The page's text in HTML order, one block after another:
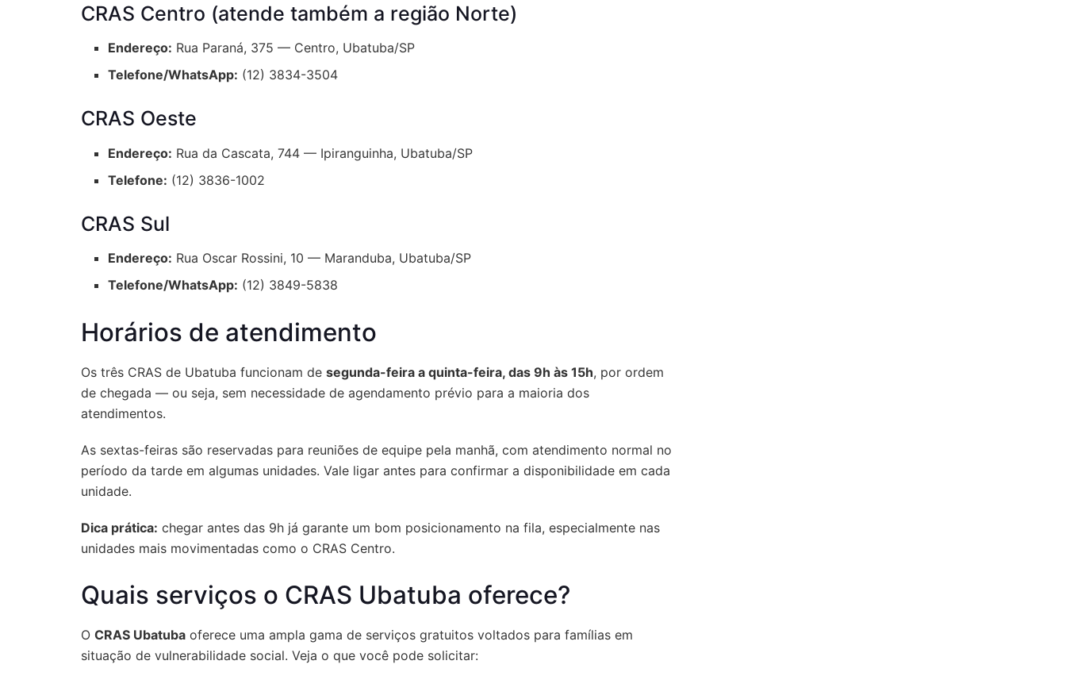
CRAS Centro (atende também a região Norte)
Endereço: Rua Paraná, 375 — Centro, Ubatuba/SP
Telefone/WhatsApp: (12) 3834-3504
CRAS Oeste
Endereço: Rua da Cascata, 744 — Ipiranguinha, Ubatuba/SP
Telefone: (12) 3836-1002
CRAS Sul
Endereço: Rua Oscar Rossini, 10 — Maranduba, Ubatuba/SP
Telefone/WhatsApp: (12) 3849-5838
Horários de atendimento
Os três CRAS de Ubatuba funcionam de segunda-feira a quinta-feira, das 9h às 15h, por ordem
de chegada — ou seja, sem necessidade de agendamento prévio para a maioria dos
atendimentos.
As sextas-feiras são reservadas para reuniões de equipe pela manhã, com atendimento normal no
período da tarde em algumas unidades. Vale ligar antes para confirmar a disponibilidade em cada
unidade.
Dica prática: chegar antes das 9h já garante um bom posicionamento na fila, especialmente nas
unidades mais movimentadas como o CRAS Centro.
Quais serviços o CRAS Ubatuba oferece?
O CRAS Ubatuba oferece uma ampla gama de serviços gratuitos voltados para famílias em
situação de vulnerabilidade social. Veja o que você pode solicitar: